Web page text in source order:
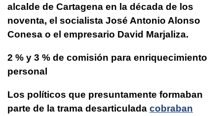
alcalde de Cartagena en la década de los
noventa, el socialista José Antonio Alonso
Conesa o el empresario David Marjaliza.
2 % y 3 % de comisión para enriquecimiento
personal
Los políticos que presuntamente formaban
parte de la trama desarticulada cobraban